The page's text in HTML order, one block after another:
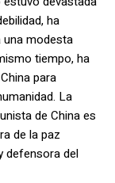
ha
una modesta
tiempo, ha
para
La
de China es
de la paz
defensora del